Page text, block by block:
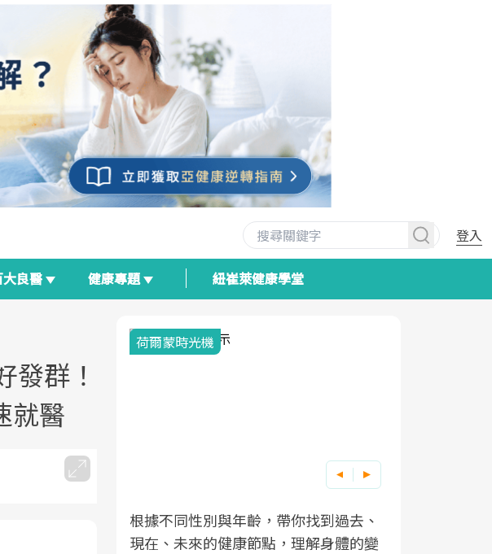
登入
大良醫 健康專題 紐崔萊健康學堂
發群！
就醫
。隨著國家
驗到運動，
受的對話，
荷爾蒙時光機
根據不同性別與年齡，帶你找到過去、
現在、未來的健康節點，理解身體的變